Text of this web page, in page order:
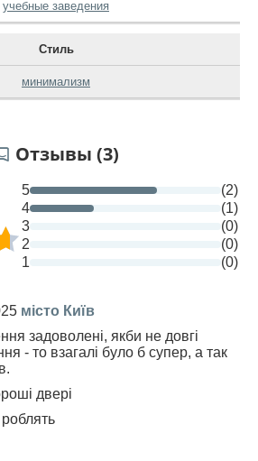
учебные заведения
Стиль
минимализм
Отзывы (3)
5
(2)
4
(1)
3
(0)
2
(0)
1
(0)
місто Київ
задоволені, якби не довгі
- то взагалі було б супер, а так
двері